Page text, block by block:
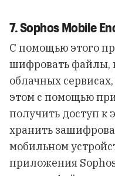
7. Sophos Mobile
С помощью этого
шифровать файлы,
облачных
этом с помощью
получить доступ к
хранить
мобильном
приложения